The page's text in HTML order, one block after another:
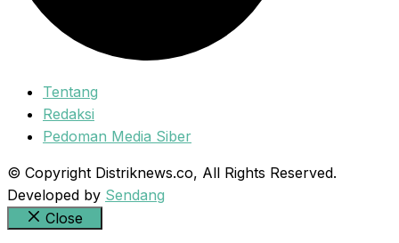
Tentang
Redaksi
Pedoman Media Siber
© Copyright Distriknews.co, All Rights Reserved.
Developed by Sendang
Close